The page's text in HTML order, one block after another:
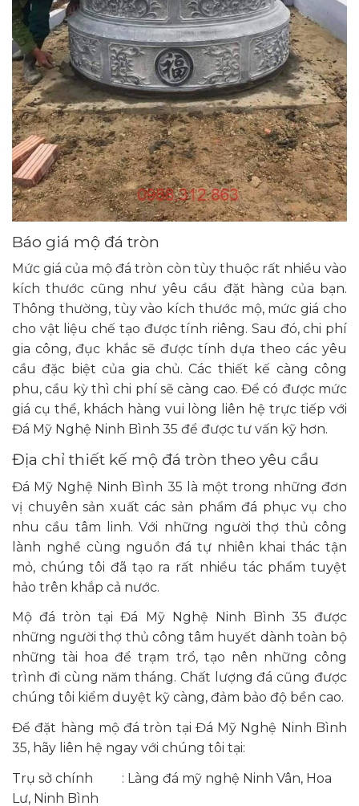
Báo giá mộ đá tròn
Mức giá của mộ đá tròn còn tùy thuộc rất nhiều vào
kích thước cũng như yêu cầu đặt hàng của bạn.
Thông thường, tùy vào kích thước mộ, mức giá cho
cho vật liệu chế tạo được tính riêng. Sau đó, chi phí
gia công, đục khắc sẽ được tính dựa theo các yêu
cầu đặc biệt của gia chủ. Các thiết kế càng công
phu, cầu kỳ thì chi phí sẽ càng cao. Để có được mức
giá cụ thể, khách hàng vui lòng liên hệ trực tiếp với
Đá Mỹ Nghệ Ninh Bình 35 để được tư vấn kỹ hơn.
Địa chỉ thiết kế mộ đá tròn theo yêu cầu
Đá Mỹ Nghệ Ninh Bình 35 là một trong những đơn
vị chuyên sản xuất các sản phẩm đá phục vụ cho
nhu cầu tâm linh. Với những người thợ thủ công
lành nghề cùng nguồn đá tự nhiên khai thác tận
mỏ, chúng tôi đã tạo ra rất nhiều tác phẩm tuyệt
hảo trên khắp cả nước.
Mộ đá tròn tại Đá Mỹ Nghệ Ninh Bình 35 được
những người thợ thủ công tâm huyết dành toàn bộ
những tài hoa để trạm trổ, tạo nên những công
trình đi cùng năm tháng. Chất lượng đá cũng được
chúng tôi kiểm duyệt kỹ càng, đảm bảo độ bền cao.
Để đặt hàng mộ đá tròn tại Đá Mỹ Nghệ Ninh Bình
35, hãy liên hệ ngay với chúng tôi tại:
Trụ sở chính : Làng đá mỹ nghệ Ninh Vân, Hoa
Lư, Ninh Bình